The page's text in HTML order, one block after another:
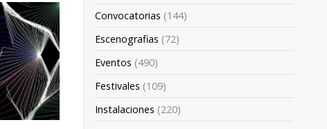
Convocatorias (144)
Escenografias (72)
Eventos (490)
Festivales (109)
Instalaciones (220)